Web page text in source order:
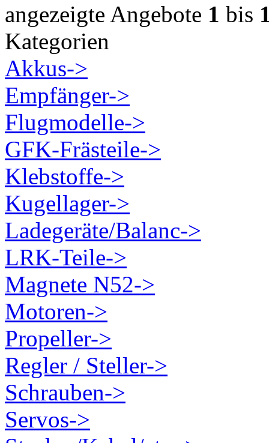
angezeigte Angebote 1 bis
Kategorien
Akkus->
Empfänger->
Flugmodelle->
GFK-Frästeile->
Klebstoffe->
Kugellager->
Ladegeräte/Balanc->
LRK-Teile->
Magnete N52->
Motoren->
Propeller->
Regler / Steller->
Schrauben->
Servos->